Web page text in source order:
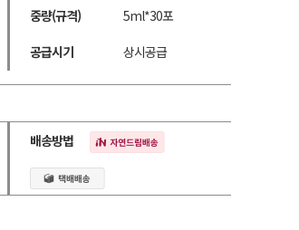
중량(규격)
5ml*30포
공급시기 상시공급
배송방법